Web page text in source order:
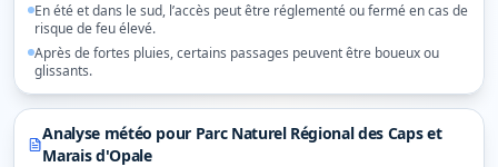
En été et dans le sud, l’accès peut être réglementé ou fermé en cas de
risque de feu élevé.
Après de fortes pluies, certains passages peuvent être boueux ou
glissants.
Analyse météo pour Parc Naturel Régional des Caps et
Marais d'Opale